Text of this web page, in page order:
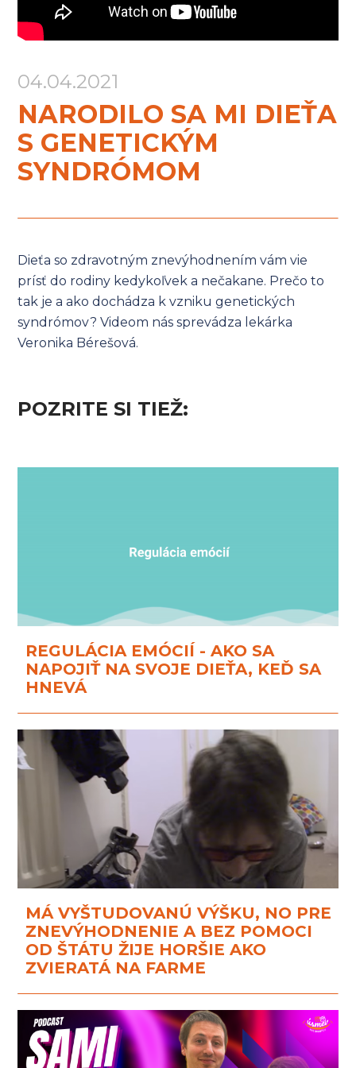
projekty
výročné
staň
sa
darcom
04.04.2021
NARODILO SA MI DIEŤA
S GENETICKÝM
SYNDRÓMOM
Dieťa so zdravotným znevýhodnením vám vie
prísť do rodiny kedykoľvek a nečakane. Prečo to
tak je a ako dochádza k vzniku genetických
syndrómov? Videom nás sprevádza lekárka
Veronika Bérešová.
POZRITE SI TIEŽ:
REGULÁCIA EMÓCIÍ - AKO SA
NAPOJIŤ NA SVOJE DIEŤA, KEĎ SA
HNEVÁ
MÁ VYŠTUDOVANÚ VÝŠKU, NO PRE
ZNEVÝHODNENIE A BEZ POMOCI
OD ŠTÁTU ŽIJE HORŠIE AKO
ZVIERATÁ NA FARME